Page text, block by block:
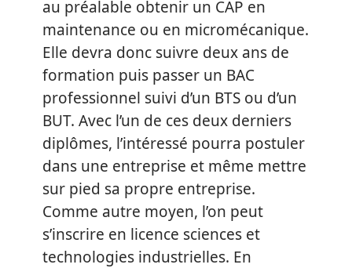
au préalable obtenir un CAP en
maintenance ou en micromécanique.
Elle devra donc suivre deux ans de
formation puis passer un BAC
professionnel suivi d’un BTS ou d’un
BUT. Avec l’un de ces deux derniers
diplômes, l’intéressé pourra postuler
dans une entreprise et même mettre
sur pied sa propre entreprise.
Comme autre moyen, l’on peut
s’inscrire en licence sciences et
technologies industrielles. En